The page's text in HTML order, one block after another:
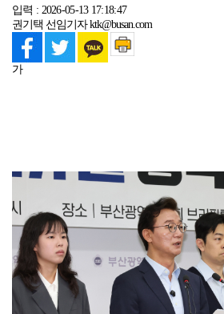
입력 : 2026-05-13 17:18:47
권기택 선임기자 ktk@busan.com
가